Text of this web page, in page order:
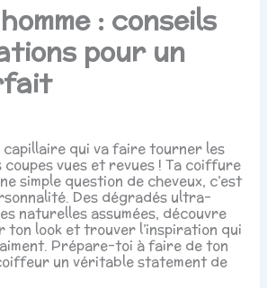
: conseils
pour un
capillaire qui va faire tourner les
vues et revues ! Ta coiffure
simple question de cheveux, c’est
Des dégradés ultra-
naturelles assumées, découvre
ton look et trouver l’inspiration qui
Prépare-toi à faire de ton
un véritable statement de